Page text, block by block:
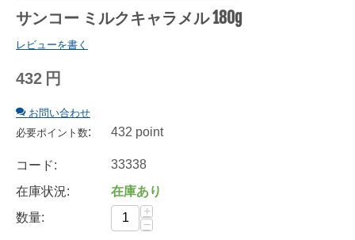
サンコー ミルクキャラメル 180g
レビューを書く
432 円
お問い合わせ
必要ポイント数: 432 point
コード:
33338
在庫状況:
在庫あり
数量:
+
−